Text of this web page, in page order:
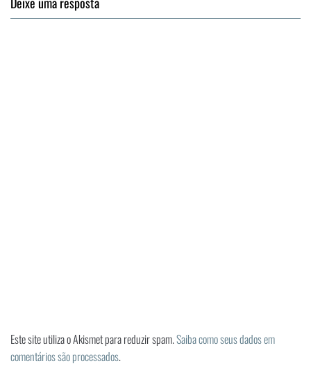
Este site utiliza o Akismet para reduzir spam.Saiba como seus dados em
comentários são processados.